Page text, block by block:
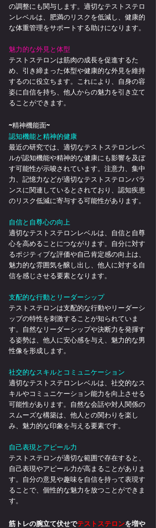
の調整にも関与します。適切なテストステロ
ンレベルは、肥満のリスクを低減し、健康的
な体重管理をサポートする助けになります。
魅力的な外見と体型
テストステロンは筋肉の成長を促進するた
め、引き締まった体型や健康的な外見を維持
するのに役立ちます。これにより、自身の容
姿に自信を持ち、他人からの魅力を引き立て
ることができます。
~精神機能面~
認知機能と精神的健康
最近の研究では、適切なテストステロンレベ
ルが認知機能や精神的な健康にも影響を及ぼ
す可能性が示唆されています。注意力、集中
力、記憶力などが適切なテストステロンバラ
ンスに関連しているとされており、認知疾患
のリスク低減に寄与する可能性があります。
自信と自尊心の向上
適切なテストステロンレベルは、自信と自尊
心を高めることにつながります。自分に対す
るポジティブな評価や自己肯定感の向上は、
魅力的な雰囲気を醸し出し、他人に対する自
信を感じさせる要素となります。
支配的な行動とリーダーシップ
テストステロンは支配的な行動やリーダーシ
ップの特性を刺激することが知られていま
す。自然なリーダーシップや決断力を発揮す
る姿勢は、他人に安心感を与え、魅力的な男
性像を形成します。
社交的なスキルとコミュニケーション
適切なテストステロンレベルは、社交的なス
キルやコミュニケーション能力を向上させる
可能性があります。自然な会話や対人関係の
スムーズな構築は、他人との関わりを楽し
み、魅力的な印象を与える要素です。
自己表現とアピール力
テストステロンが適切な範囲で存在すると、
自己表現やアピール力が高まることがありま
す。自分の意見や趣味を自信を持って表現す
ることで、個性的な魅力を放つことができま
す。
筋トレの腕立て伏せでテストステロンを増や